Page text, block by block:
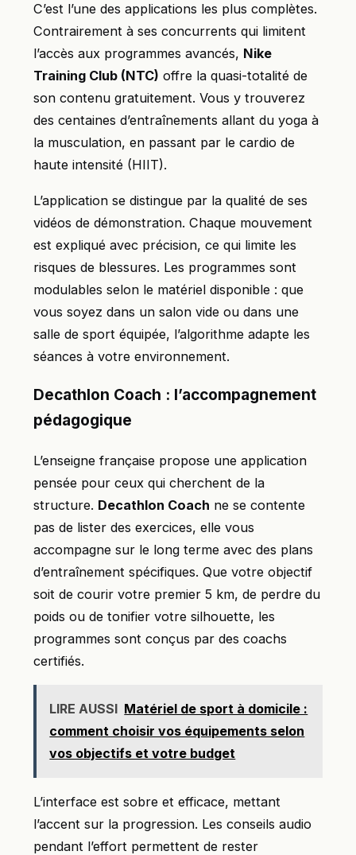
C’est l’une des applications les plus complètes.
Contrairement à ses concurrents qui limitent
l’accès aux programmes avancés, Nike
Training Club (NTC) offre la quasi-totalité de
son contenu gratuitement. Vous y trouverez
des centaines d’entraînements allant du yoga à
la musculation, en passant par le cardio de
haute intensité (HIIT).
L’application se distingue par la qualité de ses
vidéos de démonstration. Chaque mouvement
est expliqué avec précision, ce qui limite les
risques de blessures. Les programmes sont
modulables selon le matériel disponible : que
vous soyez dans un salon vide ou dans une
salle de sport équipée, l’algorithme adapte les
séances à votre environnement.
Decathlon Coach : l’accompagnement
pédagogique
L’enseigne française propose une application
pensée pour ceux qui cherchent de la
structure. Decathlon Coach ne se contente
pas de lister des exercices, elle vous
accompagne sur le long terme avec des plans
d’entraînement spécifiques. Que votre objectif
soit de courir votre premier 5 km, de perdre du
poids ou de tonifier votre silhouette, les
programmes sont conçus par des coachs
certifiés.
LIRE AUSSI Matériel de sport à domicile :
comment choisir vos équipements selon
vos objectifs et votre budget
L’interface est sobre et efficace, mettant
l’accent sur la progression. Les conseils audio
pendant l’effort permettent de rester